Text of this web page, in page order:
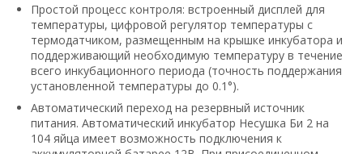
Простой процесс контроля: встроенный дисплей для
температуры, цифровой регулятор температуры с
термодатчиком, размещенным на крышке инкубатора и
поддерживающий необходимую температуру в течение
всего инкубационного периода (точность поддержания
установленной температуры до 0.1°).
Автоматический переход на резервный источник
питания. Автоматический инкубатор Несушка Би 2 на
104 яйца имеет возможность подключения к